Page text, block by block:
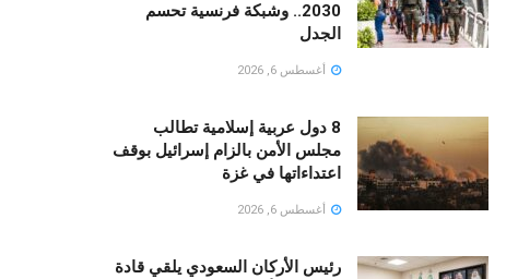
2030.. وشبكة فرنسية تحسم
الجدل
أغسطس 6, 2026
8 دول عربية إسلامية تطالب
مجلس الأمن بالزام إسرائيل بوقف
اعتداءاتها في غزة
أغسطس 6, 2026
رئيس الأركان السعودي يلقي قادة